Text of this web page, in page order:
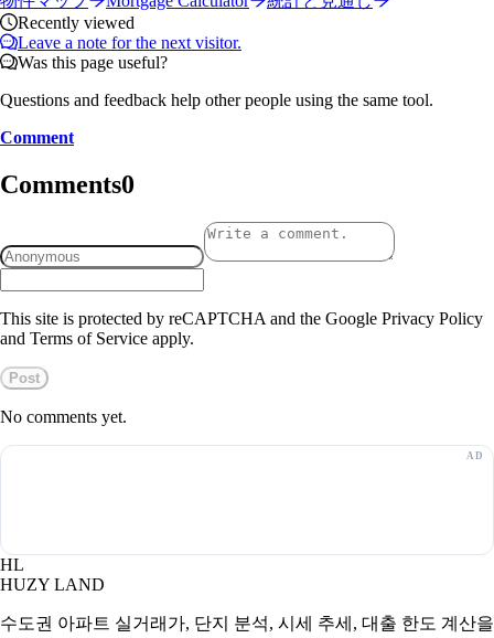
Recently viewed
Leave a note for the next visitor.
Was this page useful?
Questions and feedback help other people using the same tool.
Comment
Comments0
This site is protected by reCAPTCHA and the Google Privacy Policy
and Terms of Service apply.
Post
No comments yet.
HL
HUZY LAND
수도권 아파트 실거래가, 단지 분석, 시세 추세, 대출 한도 계산을